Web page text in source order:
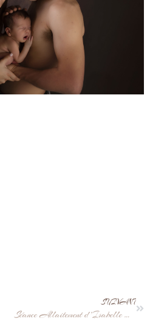
SUIVANT
Séance Allaitement d’Isabelle & Nolan